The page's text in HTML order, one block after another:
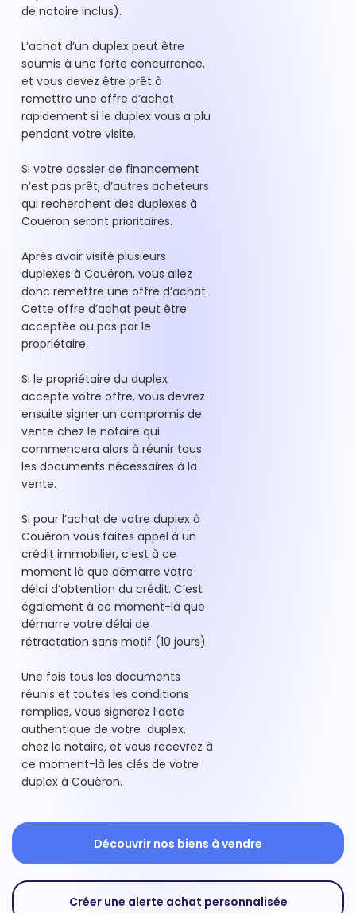
de notaire inclus).
L’achat d’un duplex peut être
soumis à une forte concurrence,
et vous devez être prêt à
remettre une offre d’achat
rapidement si le duplex vous a plu
pendant votre visite.
Si votre dossier de financement
n’est pas prêt, d’autres acheteurs
qui recherchent des duplexes à
Couëron seront prioritaires.
Après avoir visité plusieurs
duplexes à Couëron, vous allez
donc remettre une offre d’achat.
Cette offre d’achat peut être
acceptée ou pas par le
propriétaire.
Si le propriétaire du duplex
accepte votre offre, vous devrez
ensuite signer un compromis de
vente chez le notaire qui
commencera alors à réunir tous
les documents nécessaires à la
vente.
Si pour l’achat de votre duplex à
Couëron vous faites appel à un
crédit immobilier, c’est à ce
moment là que démarre votre
délai d’obtention du crédit. C’est
également à ce moment-là que
démarre votre délai de
rétractation sans motif (10 jours).
Une fois tous les documents
réunis et toutes les conditions
remplies, vous signerez l’acte
authentique de votre duplex,
chez le notaire, et vous recevrez à
ce moment-là les clés de votre
duplex à Couëron.
Découvrir nos biens à vendre
Créer une alerte achat personnalisée